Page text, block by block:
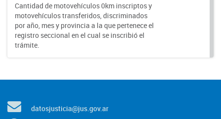
Cantidad de motovehículos 0km inscriptos y
motovehículos transferidos, discriminados
por año, mes y provincia a la que pertenece el
registro seccional en el cual se inscribió el
trámite.
datosjusticia@jus.gov.ar